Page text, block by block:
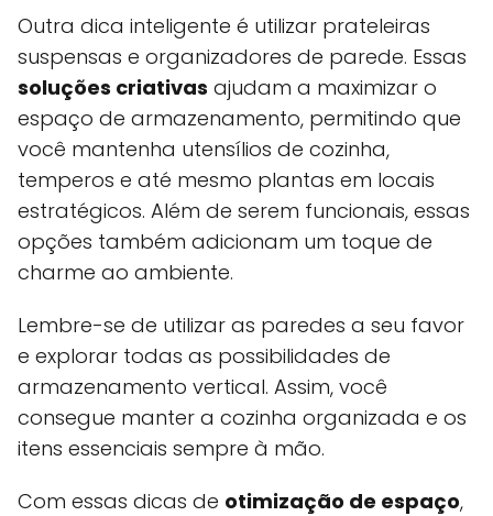
Outra dica inteligente é utilizar prateleiras
suspensas e organizadores de parede. Essas
soluções criativas ajudam a maximizar o
espaço de armazenamento, permitindo que
você mantenha utensílios de cozinha,
temperos e até mesmo plantas em locais
estratégicos. Além de serem funcionais, essas
opções também adicionam um toque de
charme ao ambiente.
Lembre-se de utilizar as paredes a seu favor
e explorar todas as possibilidades de
armazenamento vertical. Assim, você
consegue manter a cozinha organizada e os
itens essenciais sempre à mão.
Com essas dicas de otimização de espaço,